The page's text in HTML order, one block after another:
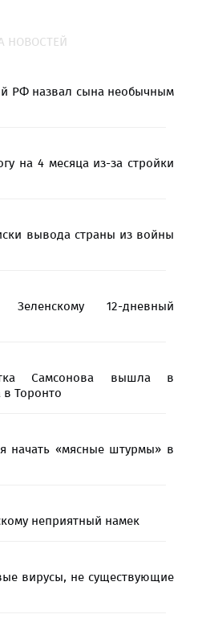
НОВОСТЕЙ
РФ назвал сына необычным
на 4 месяца из-за стройки
вывода страны из войны
12-дневный
Самсонова вышла в
в Торонто
начать «мясные штурмы» в
неприятный намек
вирусы, не существующие